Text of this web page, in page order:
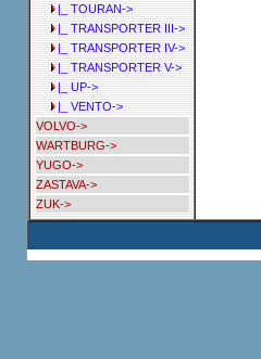
|_ TOURAN->
|_ TRANSPORTER III->
|_ TRANSPORTER IV->
|_ TRANSPORTER V->
|_ UP->
|_ VENTO->
VOLVO->
WARTBURG->
YUGO->
ZASTAVA->
ZUK->